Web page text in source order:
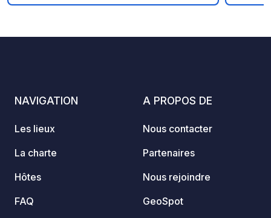
bon
NAVIGATION
Les lieux
La charte
Hôtes
FAQ
A PROPOS DE
Nous contacter
Partenaires
Nous rejoindre
GeoSpot